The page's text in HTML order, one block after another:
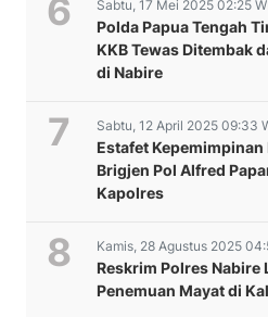
Sabtu, 17 Mei 2025 02:25
Polda Papua Tengah
KKB Tewas Ditembak
di Nabire
Sabtu, 12 April 2025 09:33
Estafet
Brigjen Pol Alfred
Kapolres
Kamis, 28 Agustus 2025
Reskrim Polres Nabire
Penemuan Mayat di